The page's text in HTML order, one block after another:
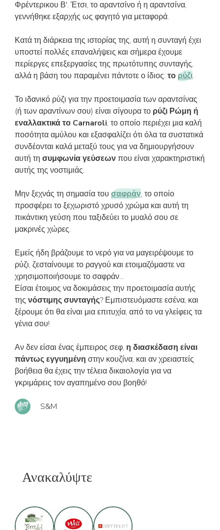
Φρέντερικου Β'. Έτσι, το αραντσίνο ή η αραντσίνα,
γεννήθηκε εξαρχής ως φαγητό για μεταφορά.
Κατά τη διάρκεια της ιστορίας της, αυτή η συνταγή έχει
υποστεί πολλές επαναλήψεις και σήμερα έχουμε
περίεργες επεξεργασίες της πρωτότυπης συνταγής,
αλλά η βάση του παραμένει πάντοτε ο ίδιος: τορύζι.
Το ιδανικό ρύζι για την προετοιμασία των αραντσίνας
(ή των αραντίνων σου) είναι σίγουρα το ρύζι Ρώμη ή
εναλλακτικά το Carnaroli, το οποίο περιέχει μια καλή
ποσότητα αμύλου και εξασφαλίζει ότι όλα τα συστατικά
συνδέονται καλά μεταξύ τους για να δημιουργήσουν
αυτή τη συμφωνία γεύσεωνπου είναι χαρακτηριστική
αυτής της νοστιμιάς.
Μην ξεχνάς τη σημασία του σαφράν, το οποίο
προσφέρει το ξεχωριστό χρυσό χρώμα και αυτή τη
πικάντικη γεύση που ταξιδεύει το μυαλό σου σε
μακρινές χώρες.
Εμείς ήδη βράζουμε το νερό για να μαγειρέψουμε το
ρύζι, ζεσταίνουμε το ραγγού και ετοιμαζόμαστε να
χρησιμοποιήσουμε το σαφράν...
Είσαι έτοιμος να δοκιμάσεις την προετοιμασία αυτής
της νόστιμης συνταγής? Εμπιστευόμαστε εσένα, και
ξέρουμε ότι θα είναι μια επιτυχία, από το να γλείφεις τα
γένια σου!
Αν δεν είσαι ένας έμπειρος σεφ, η διασκέδαση είναι
πάντως εγγυημένη στην κουζίνα, και αν χρειαστείς
βοήθεια θα έχεις την τέλεια δικαιολογία για να
γκριμάρεις τον αγαπημένο σου βοηθό!
S&M
Ανακαλύψτε